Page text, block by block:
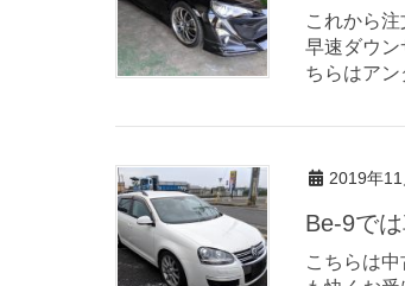
これから
早速ダウン
ちらはア
2019年11
Be-9で
こちらは